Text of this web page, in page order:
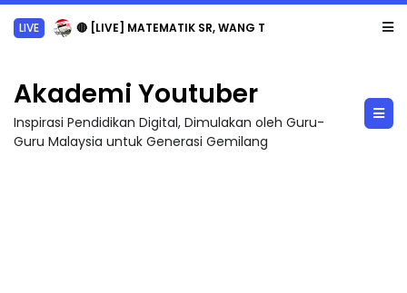
LIVE 🔴 [LIVE] MATEMATIK SR, WANG TAHUN 6 OLEH CIKGU ANITA #ALLINONE #141 #...
Akademi Youtuber
Inspirasi Pendidikan Digital, Dimulakan oleh Guru-
Guru Malaysia untuk Generasi Gemilang